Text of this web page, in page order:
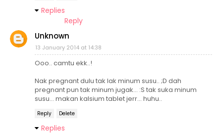
Replies
Reply
Unknown
13 January 2014 at 14:38
Ooo.. camtu ekk..!
Nak pregnant dulu tak lak minum susu.. ;D dah
pregnant pun tak minum jugak... :S tak suka minum
susu... makan kalsium tablet jerr... huhu..
Reply Delete
Replies